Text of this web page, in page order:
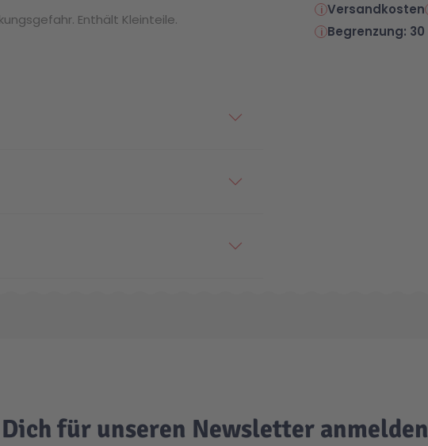
Versandkosten
Begrenzung: 30
Enthält Kleinteile.
für unseren Newsletter anmelden